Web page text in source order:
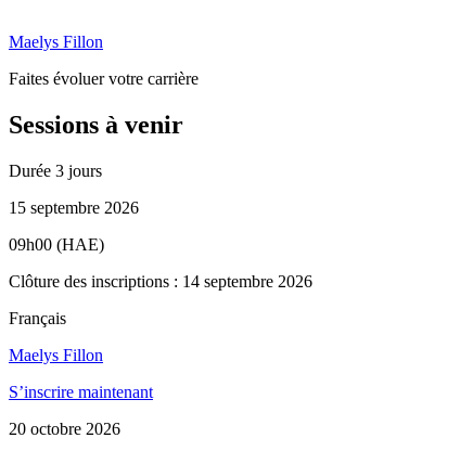
Maelys Fillon
Faites évoluer votre carrière
Sessions à venir
Durée 3 jours
15 septembre 2026
09h00 (HAE)
Clôture des inscriptions : 14 septembre 2026
Français
Maelys Fillon
S’inscrire maintenant
20 octobre 2026